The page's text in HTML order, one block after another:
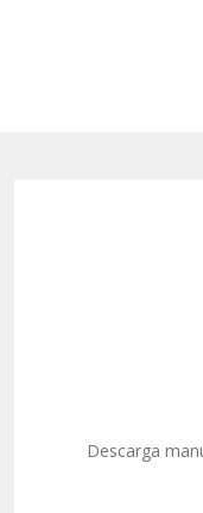
Descarga